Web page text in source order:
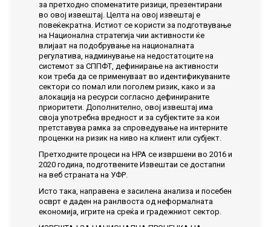
за претходно споменатите ризици, презентирани
во овој извештај. Целта на овој извештај е
повеќекратна. Истиот се користи за подготвување
на Национална стратегија чии активности ќе
влијаат на подобрување на националната
регулатива, надминување на недостатоците на
системот за СППФТ, дефинирање на активности
кои треба да се применуваат во идентификуваните
сектори со помал или поголем ризик, како и за
алокација на ресурси согласно дефинираните
приоритети. Дополнително, овој извештај има
своја употребна вредност и за субјектите за кои
претставува рамка за спроведување на интерните
проценки на ризик на ниво на клиент или субјект.
Претходните процеси на НРА се извршени во 2016 и
2020 година, подготвените Извештаи се достапни
на веб страната на УФР.
Исто така, направена е засилена анализа и посебен
осврт е даден на ранлвоста од неформалната
економија, игрите на среќа и градежниот сектор.